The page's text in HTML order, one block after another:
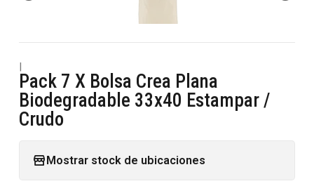
|
Pack 7 X Bolsa Crea Plana
Biodegradable 33x40 Estampar /
Crudo
Mostrar stock de ubicaciones